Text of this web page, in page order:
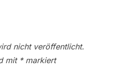
nicht veröffentlicht.
mit *markiert